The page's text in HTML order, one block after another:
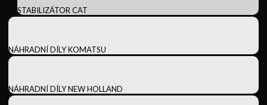
STABILIZÁTOR CAT
NÁHRADNÍ DÍLY KOMATSU
NÁHRADNÍ DÍLY NEW HOLLAND